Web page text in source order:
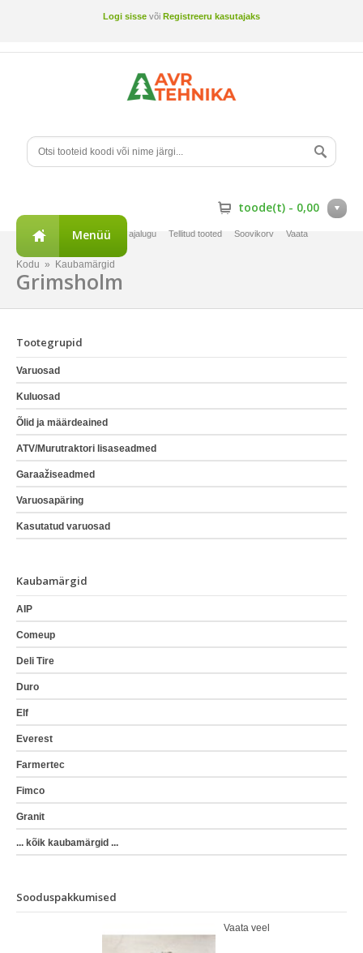
Logi sisse või Registreeru kasutajaks
toode(t) - 0,00
Minu konto Tellimuste ajalugu Tellitud tooted Soovikorv
Vaata
Menüü
Kodu » Kaubamärgid
Grimsholm
Tootegrupid
Varuosad
Kuluosad
Õlid ja määrdeained
ATV/Murutraktori lisaseadmed
Garaažiseadmed
Varuosapäring
Kasutatud varuosad
Kaubamärgid
AIP
Comeup
Deli Tire
Duro
Elf
Everest
Farmertec
Fimco
Granit
... kõik kaubamärgid ...
Sooduspakkumised
Vaata veel